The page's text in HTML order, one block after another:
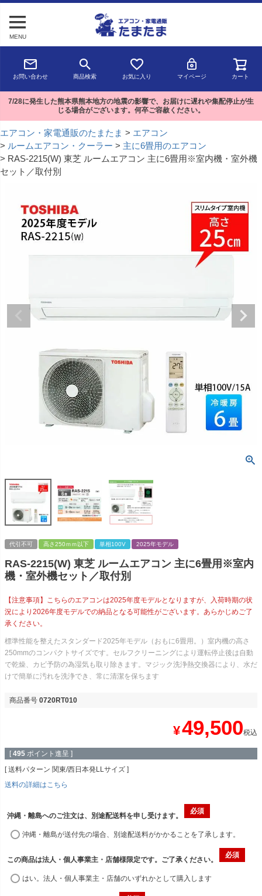
MENU
お問い合わせ 商品検索 お気に入り マイページ カート
7/28に発生した熊本県熊本地方の地震の影響で、お届けに遅れや集配停止が生
じる場合がございます。何卒ご容赦ください。
エアコン・家電通販のたまたま
エアコン
ルームエアコン・クーラー
主に6畳用のエアコン
RAS-2215(W) 東芝 ルームエアコン 主に6畳用※室内機・室外機
セット／取付別
代引不可 高さ250ｍｍ以下 単相100V 2025年モデル
RAS-2215(W) 東芝 ルームエアコン 主に6畳用※室内
機・室外機セット／取付別
【注意事項】こちらのエアコンは2025年度モデルとなりますが、入荷時期の状
況により2026年度モデルでの納品となる可能性がございます。あらかじめご了
承ください。
標準性能を整えたスタンダード2025年モデル（おもに6畳用。）室内機の高さ
250mmのコンパクトサイズです。セルフクリーニングにより運転停止後は自動
で乾燥、カビ予防の為湿気も取り除きます。マジック洗浄熱交換器により、水だ
けで簡単に汚れを洗浄でき、常に清潔を保ちます
商品番号 0720RT010
¥49,500税込
[ 495 ポイント進呈 ]
送料パターン 関東/西日本発LLサイズ
送料の詳細はこちら
沖縄・離島へのご注文は、別途配送料を申し受けます。
沖縄・離島が送付先の場合、別途配送料がかかることを了承します。
この商品は法人・個人事業主・店舗様限定です。ご了承ください。
はい。法人・個人事業主・店舗のいずれかとして購入します